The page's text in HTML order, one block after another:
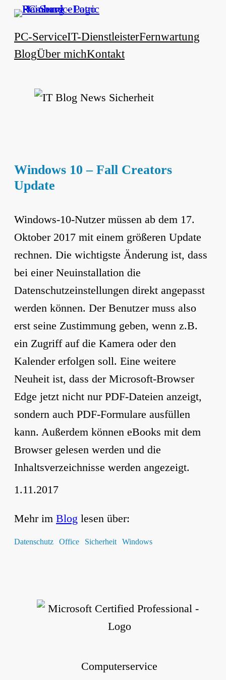
Zum
Inhalt
springen
PC-ServiceIT-DienstleisterFernwartung
BlogÜber michKontakt
Windows 10 – Fall Creators
Update
Windows-10-Nutzer müssen ab dem 17.
Oktober 2017 mit einem größeren Update
rechnen. Die wichtigste Änderung ist, dass
bei einer Neuinstallation die
Datenschutzeinstellungen direkt angepasst
werden können. Der Benutzer muss also
erst seine Zustimmung geben, wenn z.B.
ein Zugriff auf die Kamera oder den
Kalender erfolgen soll. Eine weitere
Neuheit ist, dass der Microsoft-Browser
Edge jetzt nicht nur PDF-Dateien anzeigt,
sondern auch PDF-Formulare ausfüllen
kann. Außerdem können eBooks mit dem
Browser gelesen werden und die
Inhaltsverzeichnisse werden angezeigt.
1.11.2017
Mehr im Blog lesen über:
Datenschutz Office Sicherheit Windows
Computerservice